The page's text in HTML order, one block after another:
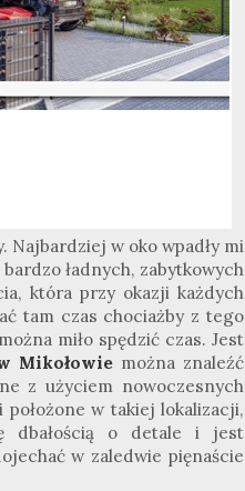
Najbardziej w oko wpadły mi
bardzo ładnych, zabytkowych
która przy okazji każdych
tam czas chociażby z tego
miło spędzić czas. Jest
Mikołowie można znaleźć
z użyciem nowoczesnych
w takiej lokalizacji,
dbałością o detale i jest
w zaledwie pięnaście